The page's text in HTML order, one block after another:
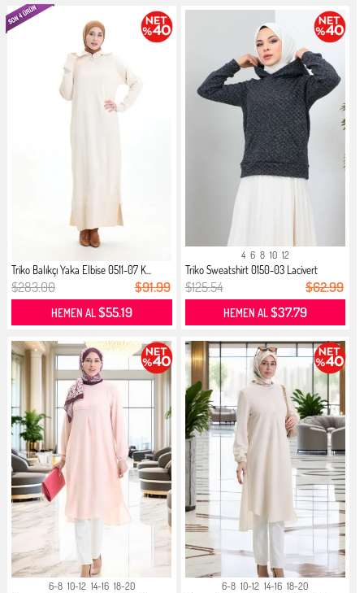
Triko Balıkçı Yaka Elbise 0511-07 K...
$283.00 $91.99
HEMEN AL$55.19
4 6 8 10 12
Triko Sweatshirt 0150-03 Lacivert
$125.54 $62.99
HEMEN AL$37.79
6-8 10-12 14-16 18-20 6-8 10-12 14-16 18-20